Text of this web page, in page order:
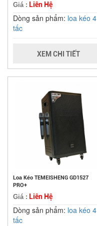
Giá : Liên Hệ
Dòng sản phẩm: loa kéo 4
tấc
XEM CHI TIẾT
Loa Kéo TEMEISHENG GD1527
PRO+
Giá : Liên Hệ
Dòng sản phẩm: loa kéo 4
tấc